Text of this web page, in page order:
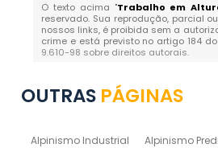
O texto acima "Trabalho em
reservado. Sua reprodução, parcial
nossos links, é proibida sem a
crime e está previsto no artigo 184
9.610-98 sobre direitos autorais.
OUTRAS PÁGINAS
Alpinismo Industrial
Alpinismo